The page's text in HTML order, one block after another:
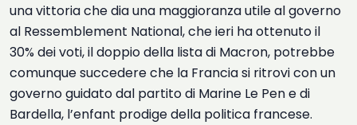
una vittoria che dia una maggioranza utile al governo
al Ressemblement National, che ieri ha ottenuto il
30% dei voti, il doppio della lista di Macron, potrebbe
comunque succedere che la Francia si ritrovi con un
governo guidato dal partito di Marine Le Pen e di
Bardella, l’enfant prodige della politica francese.